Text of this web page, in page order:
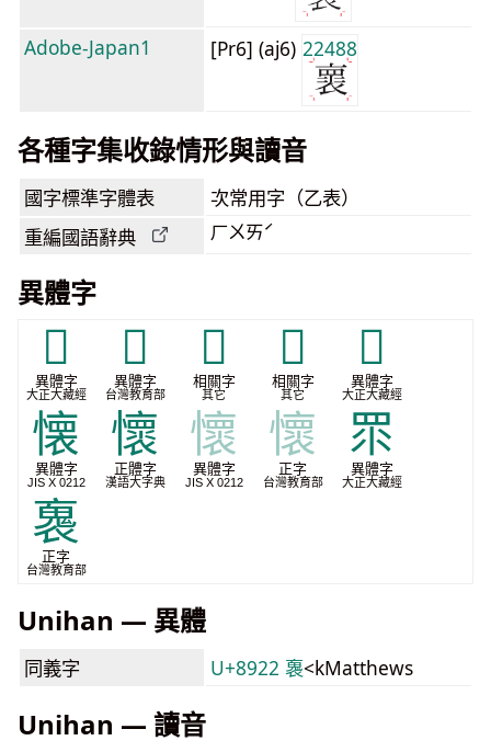
Adobe-Japan1 [Pr6] (aj6) 22488
各種字集收錄情形與讀音
國字標準字體表 次常用字（乙表）
重編國語辭典 ㄏㄨㄞˊ
異體字
𥄳
異體字
大正大藏經
𧞷
異體字
台灣教育部
𬽕
相關字
其它
𮫟
相關字
其它
𰁞
異體字
大正大藏經
懐
異體字
JIS X 0212
懷
正體字
漢語大字典
懷
異體字
JIS X 0212
懷
正字
台灣教育部
眔
異體字
大正大藏經
褢
正字
台灣教育部
Unihan — 異體
同義字 U+8922 褢<kMatthews
Unihan — 讀音